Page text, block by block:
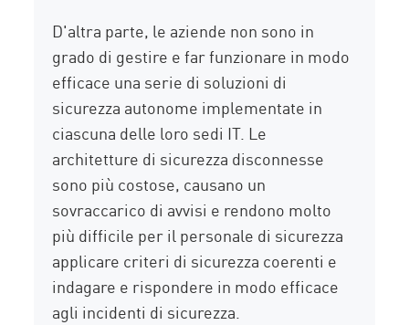
D'altra parte, le aziende non sono in
grado di gestire e far funzionare in modo
efficace una serie di soluzioni di
sicurezza autonome implementate in
ciascuna delle loro sedi IT. Le
architetture di sicurezza disconnesse
sono più costose, causano un
sovraccarico di avvisi e rendono molto
più difficile per il personale di sicurezza
applicare criteri di sicurezza coerenti e
indagare e rispondere in modo efficace
agli incidenti di sicurezza.